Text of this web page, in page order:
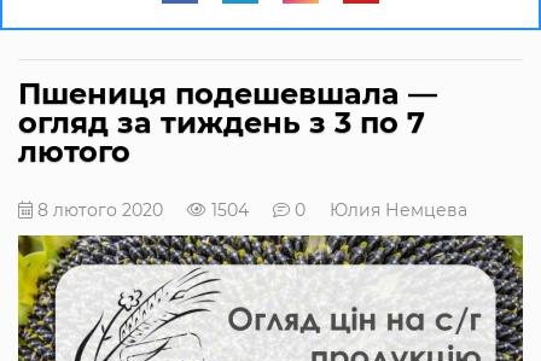
Пшениця подешевшала —
огляд за тиждень з 3 по 7
лютого
8 лютого 2020 1504 0 Юлия Немцева